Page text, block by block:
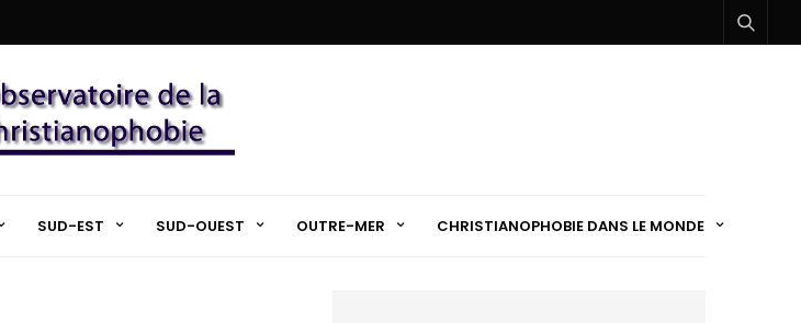
SUD-EST SUD-OUEST OUTRE-MER CHRISTIANOPHOBIE DANS LE MONDE